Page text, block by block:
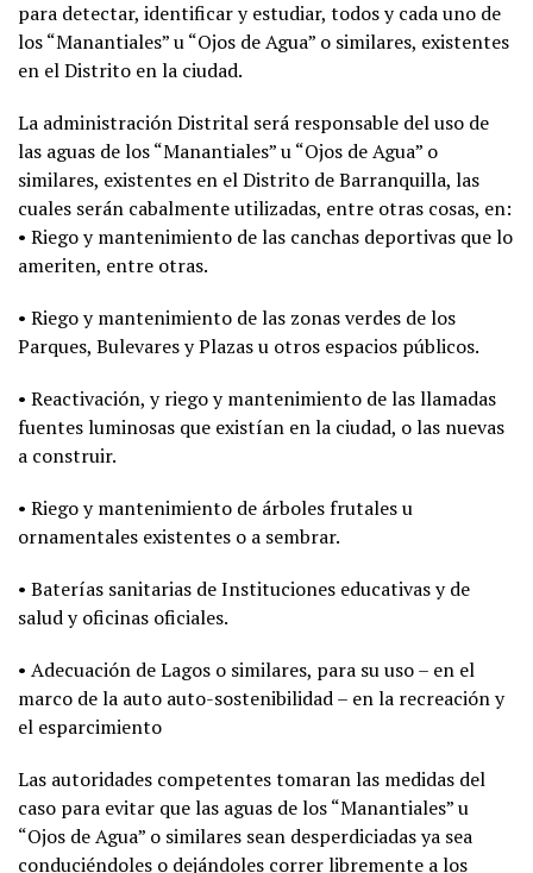
para detectar, identificar y estudiar, todos y cada uno de
los “Manantiales” u “Ojos de Agua” o similares, existentes
en el Distrito en la ciudad.
La administración Distrital será responsable del uso de
las aguas de los “Manantiales” u “Ojos de Agua” o
similares, existentes en el Distrito de Barranquilla, las
cuales serán cabalmente utilizadas, entre otras cosas, en:
• Riego y mantenimiento de las canchas deportivas que lo
ameriten, entre otras.
• Riego y mantenimiento de las zonas verdes de los
Parques, Bulevares y Plazas u otros espacios públicos.
• Reactivación, y riego y mantenimiento de las llamadas
fuentes luminosas que existían en la ciudad, o las nuevas
a construir.
• Riego y mantenimiento de árboles frutales u
ornamentales existentes o a sembrar.
• Baterías sanitarias de Instituciones educativas y de
salud y oficinas oficiales.
• Adecuación de Lagos o similares, para su uso – en el
marco de la auto auto-sostenibilidad – en la recreación y
el esparcimiento
Las autoridades competentes tomaran las medidas del
caso para evitar que las aguas de los “Manantiales” u
“Ojos de Agua” o similares sean desperdiciadas ya sea
conduciéndoles o dejándoles correr libremente a los